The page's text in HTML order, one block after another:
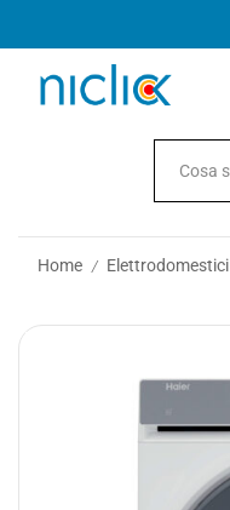
Home / Elettrodomestici